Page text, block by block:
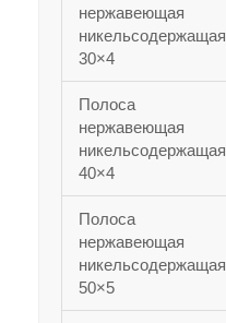
нержавеющая
никельсодержащая
30×4
Полоса
нержавеющая
никельсодержащая
40×4
Полоса
нержавеющая
никельсодержащая
50×5